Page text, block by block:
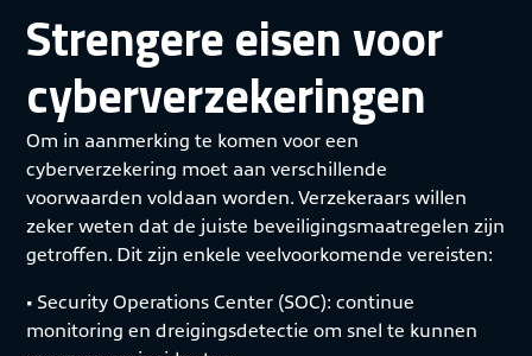
Strengere eisen voor
cyberverzekeringen
Om in aanmerking te komen voor een
cyberverzekering moet aan verschillende
voorwaarden voldaan worden. Verzekeraars willen
zeker weten dat de juiste beveiligingsmaatregelen zijn
getroffen. Dit zijn enkele veelvoorkomende vereisten:
• Security Operations Center (SOC): continue
monitoring en dreigingsdetectie om snel te kunnen